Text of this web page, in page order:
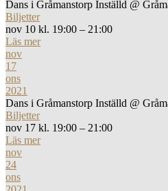
Dans i Gråmanstorp Inställd @
Biljetter
nov 10 kl. 19:00 – 21:00
Läs mer
nov
17
ons
2021
Dans i Gråmanstorp Inställd @
Biljetter
nov 17 kl. 19:00 – 21:00
Läs mer
nov
24
ons